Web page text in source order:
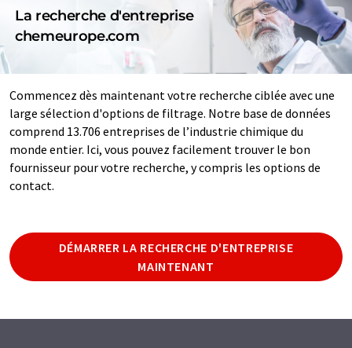
La recherche d'entreprise
chemeurope.com
Commencez dès maintenant votre recherche ciblée avec une
large sélection d'options de filtrage. Notre base de données
comprend 13.706 entreprises de l’industrie chimique du
monde entier. Ici, vous pouvez facilement trouver le bon
fournisseur pour votre recherche, y compris les options de
contact.
DÉMARRER LA RECHERCHE D'ENTREPRISE
MAINTENANT